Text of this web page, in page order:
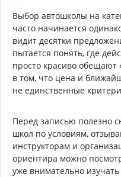
Выбор автошколы на
часто начинается
видит десятки
пытается понять, где
просто красиво обещают
в том, что цена и
не единственные
Перед записью полезно
школ по условиям,
инструкторам и
ориентира можно
уже внимательно